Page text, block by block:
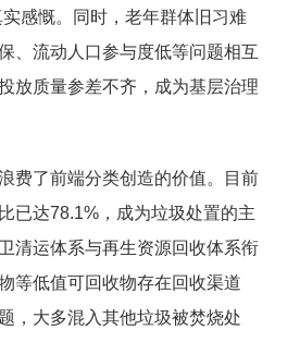
感慨。同时，老年群体旧习难
、流动人口参与度低等问题相互
放质量参差不齐，成为基层治理
费了前端分类创造的价值。目前
已达78.1%，成为垃圾处置的主
清运体系与再生资源回收体系衔
等低值可回收物存在回收渠道
，大多混入其他垃圾被焚烧处